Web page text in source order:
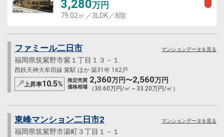
3,280万円
79.02㎡／3LDK／8階
ファミール二日市
福岡県筑紫野市紫１丁目１３－１
西鉄天神大牟田線 紫駅 ほか 築31年 162戸
上昇率10.5%
推定売買
価格相場
2,360万円〜2,560万円
（30.60万円/㎡～33.20万円/㎡）
マンションデータを見る
東峰マンション二日市2
福岡県筑紫野市湯町３丁目１－１
マンションデータを見る